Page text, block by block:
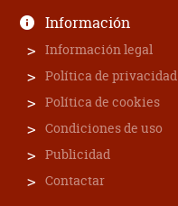
Información
Información legal
Política de privacidad
Política de cookies
Condiciones de uso
Publicidad
Contactar